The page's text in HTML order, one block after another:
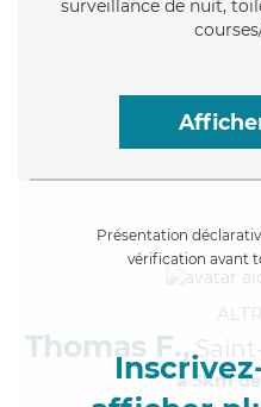
surveillance de nuit,
Présentation
vérification avant
Thomas F.,
à 5km